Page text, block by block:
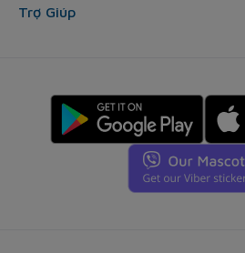
Trợ Giúp